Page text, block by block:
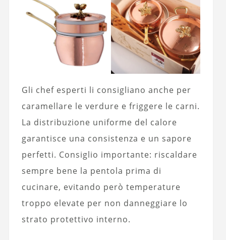
Gli chef esperti li consigliano anche per
caramellare le verdure e friggere le carni.
La distribuzione uniforme del calore
garantisce una consistenza e un sapore
perfetti. Consiglio importante: riscaldare
sempre bene la pentola prima di
cucinare, evitando però temperature
troppo elevate per non danneggiare lo
strato protettivo interno.